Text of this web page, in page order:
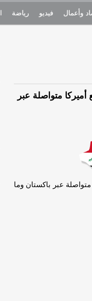
وأعمال فيديو رياضة
أميركا متواصلة عبر
عبر باكستان وما